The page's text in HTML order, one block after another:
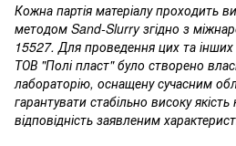
Кожна партія матеріалу проходить
методом Sand-Slurry згідно з
15527. Для проведення цих та
ТОВ "Полі пласт" було створено
лабораторію, оснащену сучасним
гарантувати стабільно високу
відповідність заявленим